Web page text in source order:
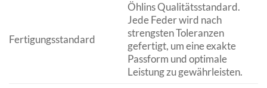
Fertigungsstandard
Öhlins Qualitätsstandard.
Jede Feder wird nach
strengsten Toleranzen
gefertigt, um eine exakte
Passform und optimale
Leistung zu gewährleisten.